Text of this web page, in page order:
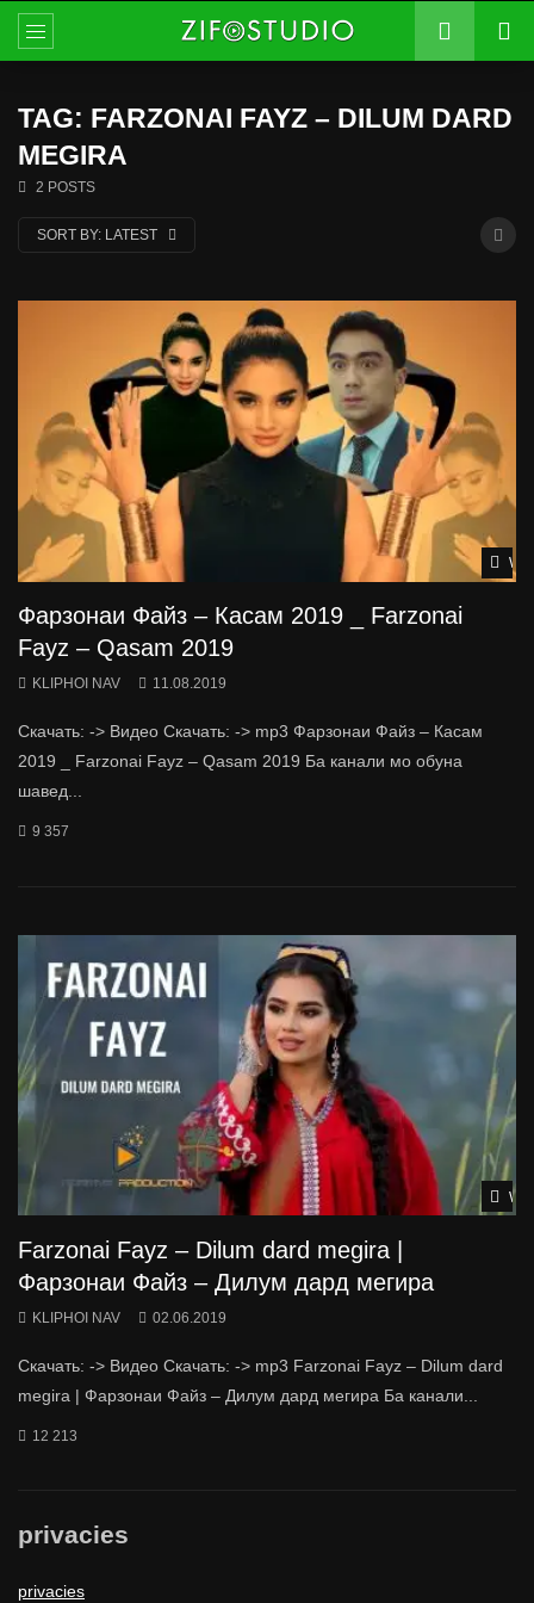
TAG: FARZONAI FAYZ – DILUM DARD
MEGIRA
2 POSTS
SORT BY: LATEST
Фарзонаи Файз – Касам 2019 _ Farzonai
Fayz – Qasam 2019
KLIPHOI NAV 11.08.2019
Скачать: -> Видео Скачать: -> mp3 Фарзонаи Файз – Касам
2019 _ Farzonai Fayz – Qasam 2019 Ба канали мо обуна
шавед...
9 357
Farzonai Fayz – Dilum dard megira |
Фарзонаи Файз – Дилум дард мегира
KLIPHOI NAV 02.06.2019
Скачать: -> Видео Скачать: -> mp3 Farzonai Fayz – Dilum dard
megira | Фарзонаи Файз – Дилум дард мегира Ба канали...
12 213
privacies
privacies